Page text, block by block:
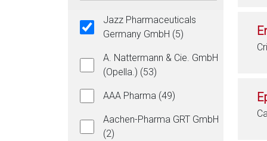
Jazz Pharmaceuticals
Germany GmbH (5)
A. Nattermann & Cie. GmbH
(Opella.) (53)
AAA Pharma (49)
Aachen-Pharma GRT GmbH
(2)